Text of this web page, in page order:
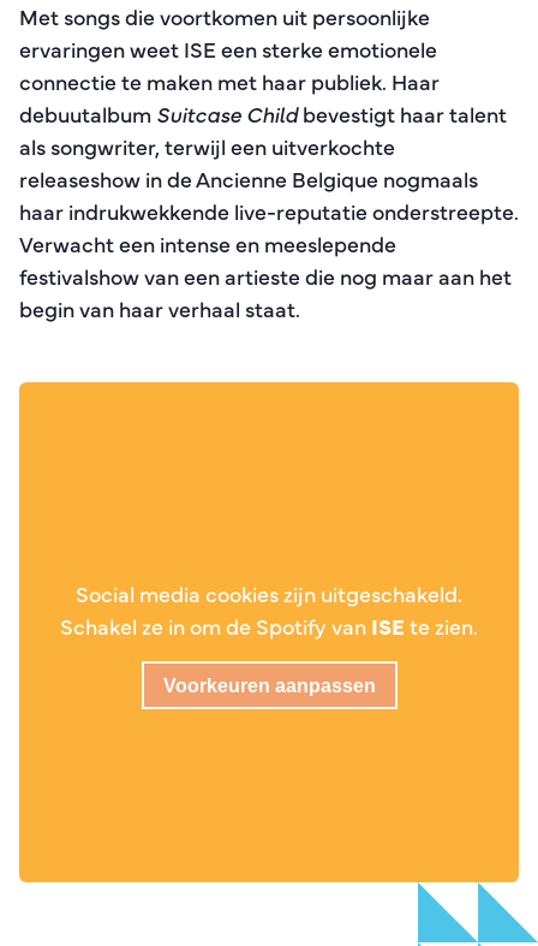
Met songs die voortkomen uit persoonlijke
ervaringen weet ISE een sterke emotionele
connectie te maken met haar publiek. Haar
debuutalbum Suitcase Childbevestigt haar talent
als songwriter, terwijl een uitverkochte
releaseshow in de Ancienne Belgique nogmaals
haar indrukwekkende live-reputatie onderstreepte.
Verwacht een intense en meeslepende
festivalshow van een artieste die nog maar aan het
begin van haar verhaal staat.
Social media cookies zijn uitgeschakeld.
Schakel ze in om de Spotify van ISE te zien.
Voorkeuren aanpassen